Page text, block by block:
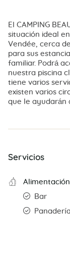
El CAMPING
situación ideal
Vendée, cerca
para sus
familiar. Podrá
nuestra piscina
tiene varios
existen varios
que le ayudarán
Servicios
Alimentación
Bar